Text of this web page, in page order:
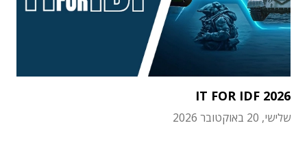
IT FOR IDF 2026
שלישי, 20 באוקטובר 2026